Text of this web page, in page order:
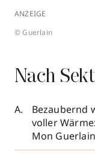
ANZEIGE
© Guerlain
Nach
Bezaubernd
voller
Mon